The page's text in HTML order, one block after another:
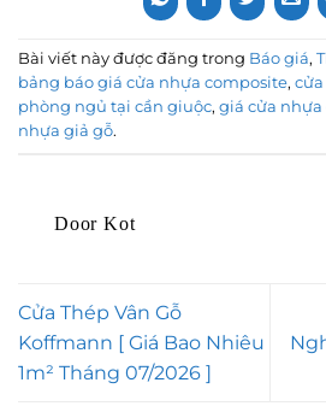
Bài viết này được đăng trong Báo giá,
bảng báo giá cửa nhựa composite,
phòng ngủ tại cần giuộc, giá cửa
nhựa giả gỗ.
Door Kot
Cửa Thép Vân Gỗ
Koffmann [ Giá Bao Nhiêu
1m² Tháng 07/2026 ]